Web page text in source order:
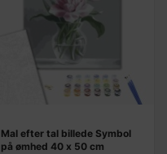
Mal efter tal billede Symbol
på ømhed 40 x 50 cm